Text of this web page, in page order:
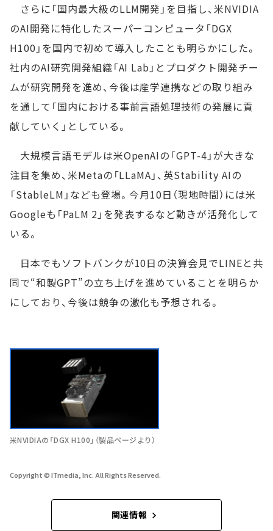
さらに「国内最大級のLLM開発」を目指し、米NVIDIA
のAI開発に特化したスーパーコンピュータ「DGX
H100」を国内で初めて導入したことも明らかにした。
社内のAI研究開発組織「AI Lab」とプロダクト開発チー
ムが研究開発を進め、今後は産学連携などの取り組み
を通して「国内における事前言語処理技術の発展に貢
献していく」としている。
大規模言語モデルは米OpenAIの「GPT-4」が大きな
注目を集め、米Metaの「LLaMA」、英Stability AIの
「StableLM」なども登場。今月10日（現地時間）には米
Googleも「PaLM 2」を発表するなど動きが活発化して
いる。
日本でもソフトバンクが10日の決算会見でLINEと共
同で“和製GPT”の立ち上げを進めていることを明らか
にしており、今後は競争の激化も予想される。
米NVIDIAの「DGX H100」（製品ページより）
Copyright © ITmedia, Inc. All Rights Reserved.
関連情報